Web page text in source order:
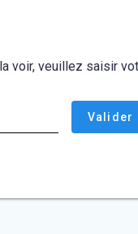
voir, veuillez saisir